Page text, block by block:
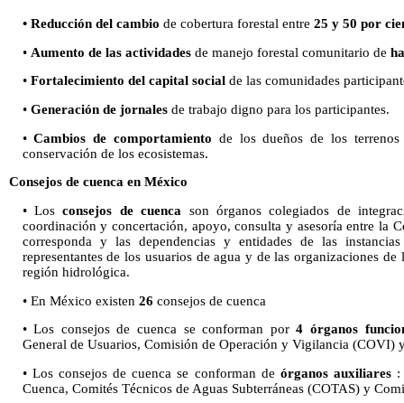
• Reducción del cambio de cobertura forestal entre 25 y 50 por
• Aumento de las actividades de manejo forestal comunitario de
• Fortalecimiento del capital social de las comunidades
• Generación de jornales de trabajo digno para los participantes.
•Cambios de comportamiento de los dueños de los
conservación de los ecosistemas.
Consejos de cuenca en México
• Losconsejos de cuenca son órganos colegiados de
coordinación y concertación, apoyo, consulta y asesoría entre la
corresponda y las dependencias y entidades de las
representantes de los usuarios de agua y de las organizaciones
región hidrológica.
• En México existen 26 consejos de cuenca
• Los consejos de cuenca se conforman por4 órganos
General de Usuarios, Comisión de Operación y Vigilancia (COVI)
• Los consejos de cuenca se conforman de órganos auxiliares :
Cuenca, Comités Técnicos de Aguas Subterráneas (COTAS) y